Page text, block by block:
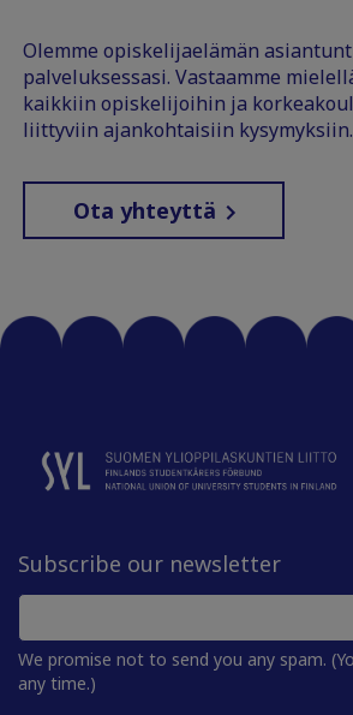
Olemme opiskelijaelämän
palveluksessasi. Vastaamme
kaikkiin opiskelijoihin ja
liittyviin ajankohtaisiin kysymyksiin.
Ota yhteyttä
Subscribe our newsletter
We promise not to send you any spam.
any time.)